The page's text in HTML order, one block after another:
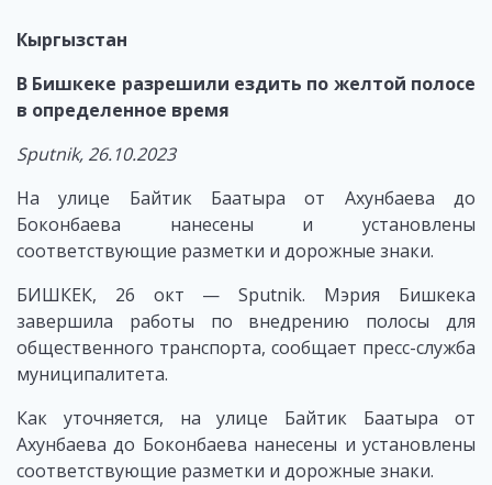
Кыргызстан
В Бишкеке разрешили ездить по желтой полосе
в определенное время
Sputnik, 26.10.2023
На улице Байтик Баатыра от Ахунбаева до
Боконбаева нанесены и установлены
соответствующие разметки и дорожные знаки.
БИШКЕК, 26 окт — Sputnik. Мэрия Бишкека
завершила работы по внедрению полосы для
общественного транспорта, сообщает пресс-служба
муниципалитета.
Как уточняется, на улице Байтик Баатыра от
Ахунбаева до Боконбаева нанесены и установлены
соответствующие разметки и дорожные знаки.